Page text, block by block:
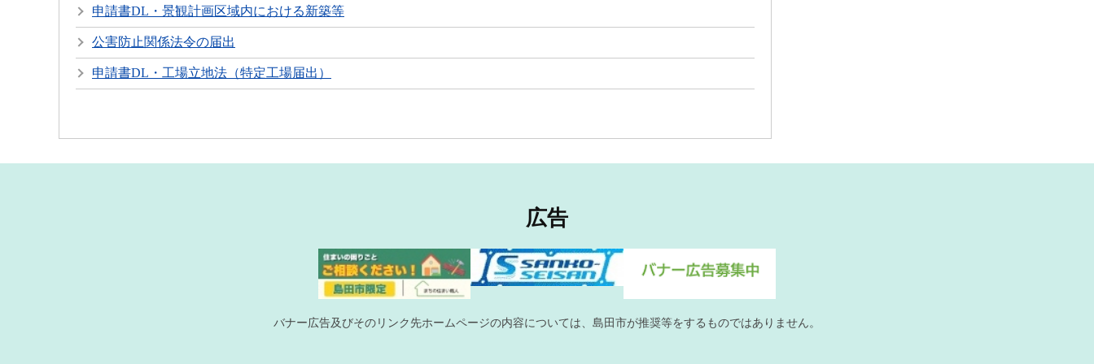
申請書DL・景観計画区域内における新築等
公害防止関係法令の届出
申請書DL・工場立地法（特定工場届出）
広告
バナー広告及びそのリンク先ホームページの内容については、島田市が推奨等をするものではありません。